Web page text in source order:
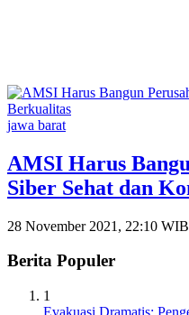
jawa barat
AMSI Harus
Siber Sehat dan
28 November 2021, 22:10 WIB
Berita Populer
1